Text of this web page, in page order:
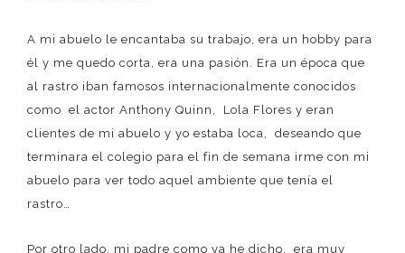
A mi abuelo le encantaba su trabajo, era un hobby para
él y me quedo corta, era una pasión. Era un época que
al rastro iban famosos internacionalmente conocidos
como el actor Anthony Quinn, Lola Flores y eran
clientes de mi abuelo y yo estaba loca, deseando que
terminara el colegio para el fin de semana irme con mi
abuelo para ver todo aquel ambiente que tenía el
rastro…
Por otro lado, mi padre como ya he dicho, era muy